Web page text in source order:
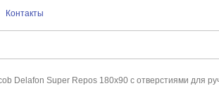
Контакты
Delafon Super Repos 180x90 с отверстиями для